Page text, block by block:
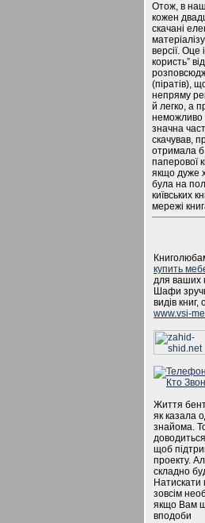
Отож, в
кожен
скачані
версії. Оце
користь”
(піратів),
непряму
й легко, а
неможливо
значна
скачував,
отримала
паперової
якщо дуже
була на
київських
мережі
купить
для ваших
Шафи
видів книг,
www.vsi-
Життя
як казала
знайома.
щоб
проекту.
складно
Натискати
зовсім
якщо Вам
вподоби